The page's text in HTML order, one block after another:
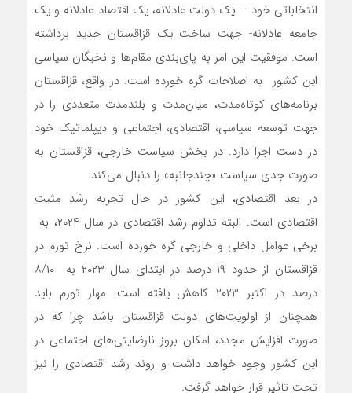
انتخاباتی خود – یک دولت عادلانه، یک اقتصاد عادلانه و یک
جامعه عادلانه- جهت ساخت یک قزاقستان جدید برداشته
است. موفقیت این امر به پای‌بندی مقام‌ها و نخبگان سیاسی
این کشور به اصلاحات گره خورده است. در واقع، قزاقستان
برنامه‌های کوتاه‌مدت، میان‌مدت و بلند‌مدت متعددی را در
جهت توسعه سیاسی، اقتصادی، اجتماعی و دیپلماتیک خود
در دست اجرا دارد. در بخش سیاست خارجی، قزاقستان به
صورت جدی سیاست «چندجانبه» را دنبال می‌کند.
در بعد اقتصادی، این کشور در حال تجربه رشد مثبت
اقتصادی است. البته تداوم رشد اقتصادی در سال ۲۰۲۴، به
برخی عوامل داخلی و خارجی گره خورده است. نرخ تورم در
قزاقستان از حدود ۱۹ درصد در ابتدای سال ۲۰۲۳ به ۸/۱۰
درصد در اکتبر ۲۰۲۳ کاهش یافته است. مهار تورم باید
همچنان از اولویت‌های دولت قزاقستان باشد چرا که در
صورت افزایش مجدد، امکان بروز نارضایتی‌های اجتماعی در
این کشور وجود خواهد داشت و روند رشد اقتصادی را نیز
تحت تاثیر قرار خواهد گرفت.